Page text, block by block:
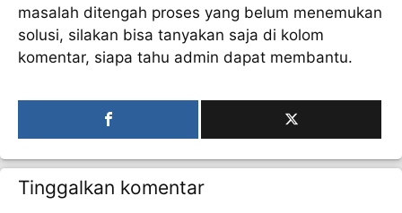
masalah ditengah proses yang belum menemukan
solusi, silakan bisa tanyakan saja di kolom
komentar, siapa tahu admin dapat membantu.
Tinggalkan komentar